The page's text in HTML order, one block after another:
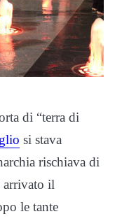
di “terra di
si stava
rischiava di
arrivato il
le tante